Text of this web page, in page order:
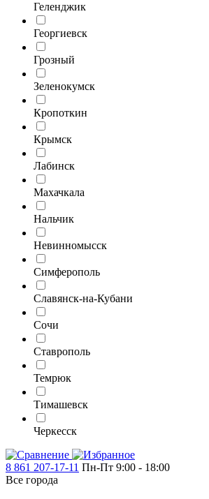
Геленджик
Георгиевск
Грозный
Зеленокумск
Кропоткин
Крымск
Лабинск
Махачкала
Нальчик
Невинномысск
Симферополь
Славянск-на-Кубани
Сочи
Ставрополь
Темрюк
Тимашевск
Черкесск
8 861 207-17-11 Пн-Пт 9:00 - 18:00
Все города